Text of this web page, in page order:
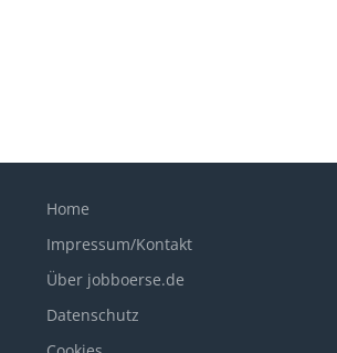
Home
Impressum/Kontakt
Über jobboerse.de
Datenschutz